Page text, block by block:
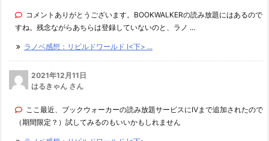
コメントありがとうございます。BOOKWALKERの読み放題にはあるので
すね。残念ながらあちらは登録していないのと、ラノ ...
ラノベ感想：リビルドワールド I<下> ...
2021年12月11日
はるきゃん さん
ここ最近、ブックウォーカーの読み放題サービスにⅣまで追加されたので
（期間限定？）試してみるのもいいかもしれません